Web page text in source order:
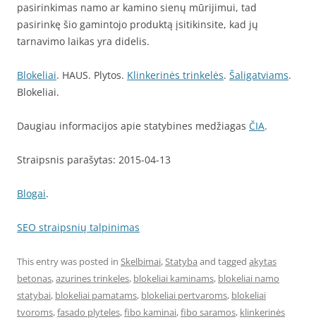
pasirinkimas namo ar kamino sienų mūrijimui, tad
pasirinkę šio gamintojo produktą įsitikinsite, kad jų
tarnavimo laikas yra didelis.
Blokeliai. HAUS. Plytos. Klinkerinės trinkelės. Šaligatviams.
Blokeliai.
Daugiau informacijos apie statybines medžiagas ČIA.
Straipsnis parašytas: 2015-04-13
Blogai.
SEO straipsnių talpinimas
This entry was posted in Skelbimai,Statyba and tagged akytas
betonas,azurines trinkeles, blokeliai kaminams, blokeliai namo
statybai, blokeliai pamatams, blokeliai pertvaroms, blokeliai
tvoroms,fasado plyteles,fibo kaminai,fibo saramos, klinkerinės